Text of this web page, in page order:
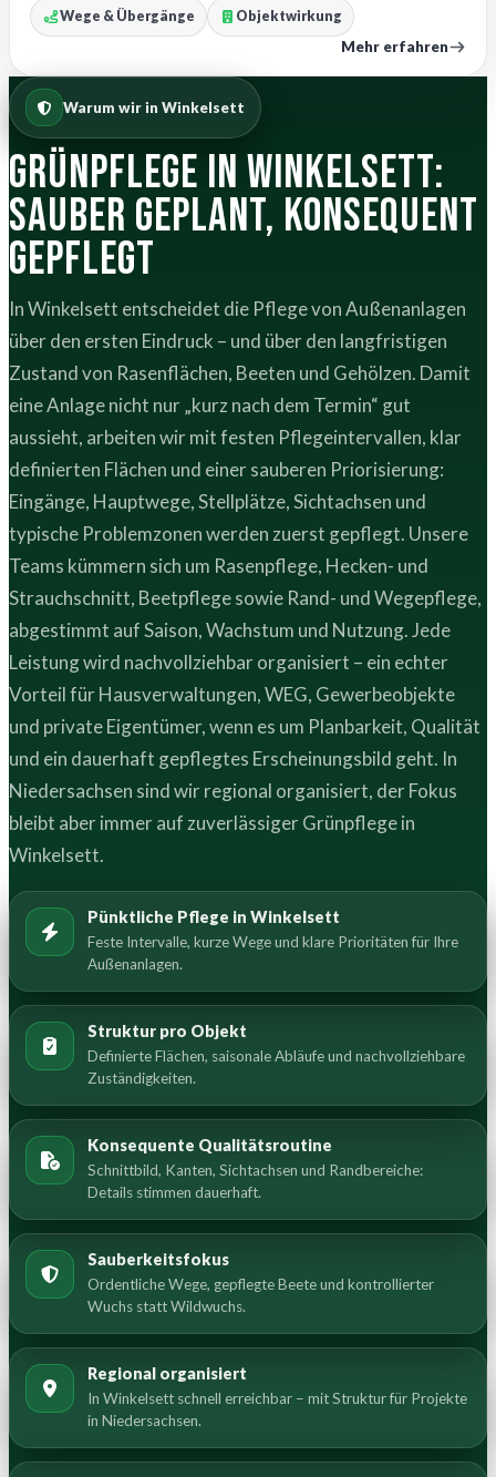
Wege & Übergänge Objektwirkung
Mehr erfahren
Warum wir in Winkelsett
Grünpflege in Winkelsett:
sauber geplant, konsequent
gepflegt
In Winkelsett entscheidet die Pflege von Außenanlagen
über den ersten Eindruck – und über den langfristigen
Zustand von Rasenflächen, Beeten und Gehölzen. Damit
eine Anlage nicht nur „kurz nach dem Termin“ gut
aussieht, arbeiten wir mit festen Pflegeintervallen, klar
definierten Flächen und einer sauberen Priorisierung:
Eingänge, Hauptwege, Stellplätze, Sichtachsen und
typische Problemzonen werden zuerst gepflegt. Unsere
Teams kümmern sich um Rasenpflege, Hecken- und
Strauchschnitt, Beetpflege sowie Rand- und Wegepflege,
abgestimmt auf Saison, Wachstum und Nutzung. Jede
Leistung wird nachvollziehbar organisiert – ein echter
Vorteil für Hausverwaltungen, WEG, Gewerbeobjekte
und private Eigentümer, wenn es um Planbarkeit, Qualität
und ein dauerhaft gepflegtes Erscheinungsbild geht. In
Niedersachsen sind wir regional organisiert, der Fokus
bleibt aber immer auf zuverlässiger Grünpflege in
Winkelsett.
Pünktliche Pflege in Winkelsett
Feste Intervalle, kurze Wege und klare Prioritäten für Ihre
Außenanlagen.
Struktur pro Objekt
Definierte Flächen, saisonale Abläufe und nachvollziehbare
Zuständigkeiten.
Konsequente Qualitätsroutine
Schnittbild, Kanten, Sichtachsen und Randbereiche:
Details stimmen dauerhaft.
Sauberkeitsfokus
Ordentliche Wege, gepflegte Beete und kontrollierter
Wuchs statt Wildwuchs.
Regional organisiert
In Winkelsett schnell erreichbar – mit Struktur für Projekte
in Niedersachsen.